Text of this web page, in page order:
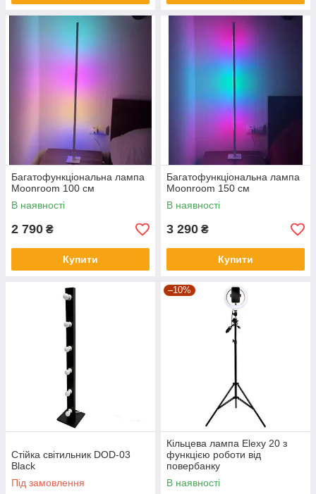
Багатофункціональна лампа
Moonroom 100 см
В наявності
2 790 ₴
Купити
Багатофункціональна лампа
Moonroom 150 см
В наявності
3 290 ₴
Купити
Стійка світильник DOD-03
Black
Під замовлення
–10%
Кільцева лампа Elexy 20 з
функцією роботи від
повербанку
В наявності